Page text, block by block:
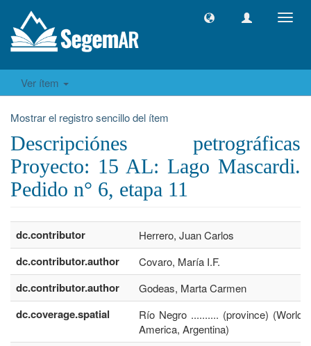
Ver ítem
Mostrar el registro sencillo del ítem
Descripciónes petrográficas
Proyecto: 15 AL: Lago Mascardi.
Pedido n° 6, etapa 11
dc.contributor Herrero, Juan Carlos
dc.contributor.author Covaro, María I.F.
dc.contributor.author Godeas, Marta Carmen
dc.coverage.spatial
Río Negro .......... (province) (World,
America, Argentina)